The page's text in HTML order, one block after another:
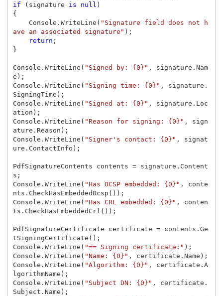
if
( signature is null )
{
Console . WriteLine ( "Signature field does not h
ave an associated signature" );
return ;
}
Console . WriteLine ( "Signed by: {0}" , signature . Nam
e );
Console . WriteLine ( "Signing time: {0}" , signature .
SigningTime );
Console . WriteLine ( "Signed at: {0}" , signature . Loc
ation );
Console . WriteLine ( "Reason for signing: {0}" ,
sign
ature . Reason );
Console . WriteLine ( "Signer's contact: {0}" ,
signat
ure . ContactInfo );
PdfSignatureContents contents = signature . Content
s ;
Console . WriteLine ( "Has OCSP embedded: {0}" ,
conte
nts . CheckHasEmbeddedOcsp ());
Console . WriteLine ( "Has CRL embedded: {0}" ,
conten
ts . CheckHasEmbeddedCrl ());
PdfSignatureCertificate certificate = contents . Ge
tSigningCertificate ();
Console . WriteLine ( "== Signing certificate:" );
Console . WriteLine ( "Name: {0}" , certificate . Name );
Console . WriteLine ( "Algorithm: {0}" , certificate . A
lgorithmName );
Console . WriteLine ( "Subject DN: {0}" , certificate .
Subject . Name );